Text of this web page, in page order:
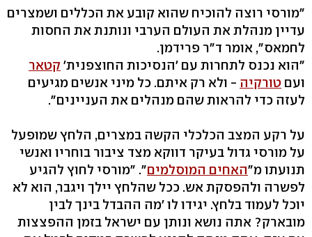
"מורסי רוצה להוכיח שהוא קובע את הכללים ושמצרים
עדיין מנהלת את העולם הערבי ונותנת את החסות
לחמאס", אומר ד"ר פרידמן.
"הוא נכנס לתחרות עם 'הנסיכות החוצפנית' קטאר
ועם טורקיה - ולא רק איתם. כל מיני אנשים מגיעים
לעזה כדי להראות שהם מנהלים את העניינים".
על רקע המצב הכלכלי הקשה במצרים, הלחץ שמופעל
על מורסי גדול בעיקר דווקא מצד ציבור בוחריו ואנשי
תנועתו מ"האחים המוסלמים". "מורסי לחוץ להגיע
לפשרה ולהפסקת אש. ככל שהלחץ יילך ויגבר, הוא לא
יוכל לעמוד בלחץ. יגידו לו 'מה ההבדל בינך לבין
מובארק? אתה נושא ונותן עם ישראל בזמן ההפצצות